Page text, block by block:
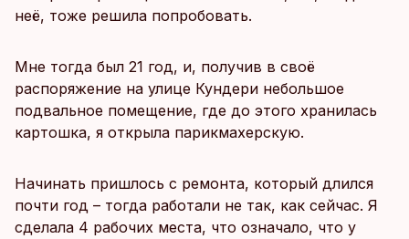
неё, тоже решила попробовать.
Мне тогда был 21 год, и, получив в своё
распоряжение на улице Кундери небольшое
подвальное помещение, где до этого хранилась
картошка, я открыла парикмахерскую.
Начинать пришлось с ремонта, который длился
почти год – тогда работали не так, как сейчас. Я
сделала 4 рабочих места, что означало, что у